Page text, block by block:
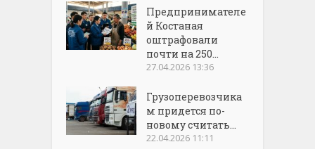
Предпринимателе
й Костаная
оштрафовали
почти на 250...
27.04.2026 13:36
Грузоперевозчика
м придется по-
новому считать...
22.04.2026 11:11